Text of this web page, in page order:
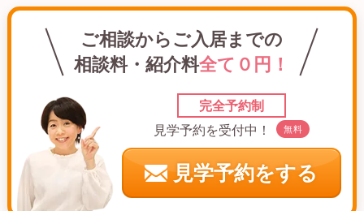
ご相談からご入居までの
相談料・紹介料全て０円！
完全予約制
見学予約を受付中！
無料
見学予約をする